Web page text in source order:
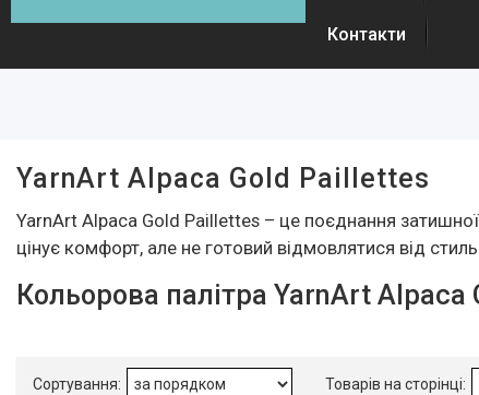
В наявності 13
Товари
Контакти
YarnArt Alpaca Gold Paillettes
YarnArt Alpaca Gold Paillettes – це поєднання
цінує комфорт, але не готовий відмовлятися від
Кольорова палітра YarnArt